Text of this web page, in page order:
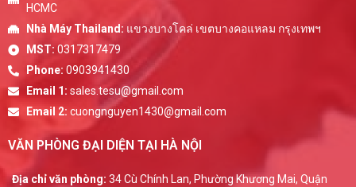
HCMC
Nhà Máy Thailand: แขวงบางโคล่ เขตบางคอแหลม กรุงเทพฯ
MST: 0317317479
Phone: 0903941430
Email 1: sales.tesu@gmail.com
Email 2: cuongnguyen1430@gmail.com
VĂN PHÒNG ĐẠI DIỆN TẠI HÀ NỘI
Địa chỉ văn phòng: 34 Cù Chính Lan, Phường Khương Mai, Quận